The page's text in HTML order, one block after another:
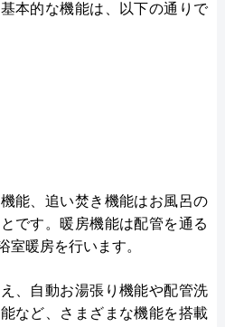
本的な機能は、以下の通りで
能、追い焚き機能はお風呂の
です。暖房機能は配管を通る
室暖房を行います。
、自動お湯張り機能や配管洗
など、さまざまな機能を搭載